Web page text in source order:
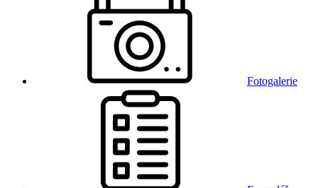
Fotogalerie